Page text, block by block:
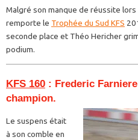
Malgré son manque de réussite
remporte le Trophée du Sud KFS
seconde place et Théo Hericher
podium.
KFS 160 : Frederic
champion.
Le suspens était
à son comble en